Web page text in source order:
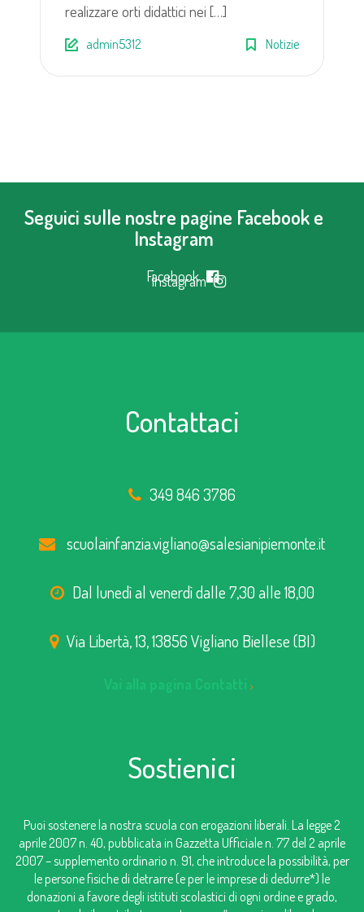
realizzare orti didattici nei […]
admin5312 Notizie
Seguici sulle nostre pagine Facebook e
Instagram
Facebook
Instagram
Contattaci
349 846 3786
scuolainfanzia.vigliano@salesianipiemonte.it
Dal lunedì al venerdì dalle 7,30 alle 18,00
Via Libertà, 13, 13856 Vigliano Biellese (BI)
Sostienici
Puoi sostenere la nostra scuola con erogazioni liberali. La legge 2
aprile 2007 n. 40, pubblicata in Gazzetta Ufficiale n. 77 del 2 aprile
2007 – supplemento ordinario n. 91, che introduce la possibilità, per
le persone fisiche di detrarre (e per le imprese di dedurre*) le
donazioni a favore degli istituti scolastici di ogni ordine e grado,